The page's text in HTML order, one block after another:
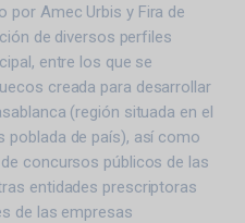
por Amec Urbis y Fira de
de diversos perfiles
entre los que se
creada para desarrollar
(región situada en el
poblada de país), así como
concursos públicos de las
entidades prescriptoras
de las empresas